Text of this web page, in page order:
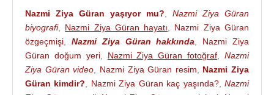
ve ikincisi 1925-1927 tarihleri arasında olmak üzere
iki kez Güzel Sanatlar Akademisinde müdürlük
yaptı. 1926 yılında, resim eğitiminde bulunan
gençlerin çalışmalarını izlemek maksadıylaParis'e
gönderildi. Bu görevi bir yıl sürdü.
Nazmi Ziya Güran yaşıyor mu?
Nazmi Ziya Güran
biyografi, Nazmi Ziya Güran hayatı
Nazmi Ziya Güran
özgeçmişi
Nazmi Ziya Güran hakkında
Nazmi Ziya
Güran doğum yeri, Nazmi Ziya Güran fotoğraf ,Nazmi
Ziya Güran video
Nazmi Ziya Güran resim
Nazmi Ziya
Güran kimdir?
Nazmi Ziya Güran kaç yaşında?,Nazmi